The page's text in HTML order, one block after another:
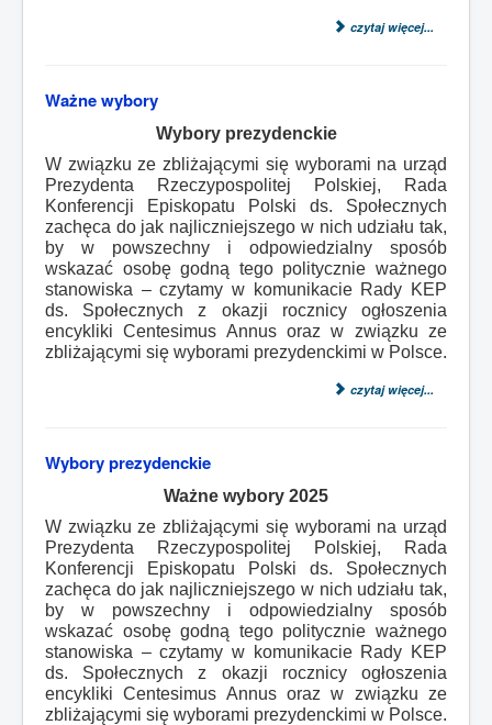
czytaj więcej...
Ważne wybory
Wybory prezydenckie
W związku ze zbliżającymi się wyborami na urząd
Prezydenta Rzeczypospolitej Polskiej, Rada
Konferencji Episkopatu Polski ds. Społecznych
zachęca do jak najliczniejszego w nich udziału tak,
by w powszechny i odpowiedzialny sposób
wskazać osobę godną tego politycznie ważnego
stanowiska – czytamy w komunikacie Rady KEP
ds. Społecznych z okazji rocznicy ogłoszenia
encykliki Centesimus Annus oraz w związku ze
zbliżającymi się wyborami prezydenckimi w Polsce.
czytaj więcej...
Wybory prezydenckie
Ważne wybory 2025
W związku ze zbliżającymi się wyborami na urząd
Prezydenta Rzeczypospolitej Polskiej, Rada
Konferencji Episkopatu Polski ds. Społecznych
zachęca do jak najliczniejszego w nich udziału tak,
by w powszechny i odpowiedzialny sposób
wskazać osobę godną tego politycznie ważnego
stanowiska – czytamy w komunikacie Rady KEP
ds. Społecznych z okazji rocznicy ogłoszenia
encykliki Centesimus Annus oraz w związku ze
zbliżającymi się wyborami prezydenckimi w Polsce.